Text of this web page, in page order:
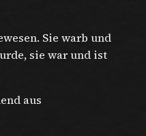
Sie warb und
sie war und ist
aus